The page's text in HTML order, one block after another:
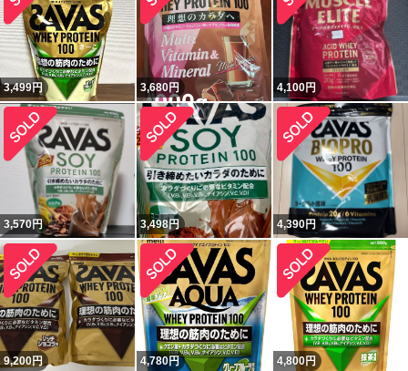
3,499円 3,680円 4,100円
3,570円 3,498円 4,390円
9,200円 4,780円 4,800円